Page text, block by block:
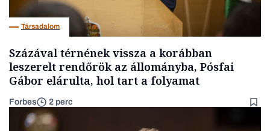
Társadalom
Százával térnének vissza a korábban
leszerelt rendőrök az állományba, Pósfai
Gábor elárulta, hol tart a folyamat
Forbes 2 perc